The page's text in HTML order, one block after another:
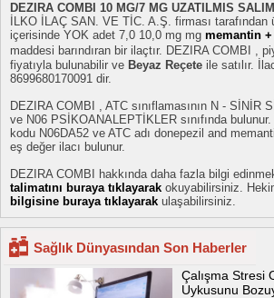
DEZIRA COMBI 10 MG/7 MG UZATILMIS
İLKO İLAÇ SAN. VE TİC. A.Ş. firması tarafından
içerisinde YOK adet 7,0 10,0 mg mg memantin +
maddesi barındıran bir ilaçtır. DEZIRA COMBI ,
fiyatıyla bulunabilir ve Beyaz Reçete ile satılır.
8699680170091 dir.
DEZIRA COMBI , ATC sınıflamasının N - SİNİR
ve N06 PSİKOANALEPTİKLER sınıfında
kodu N06DA52 ve ATC adı donepezil and
eş değer ilacı bulunur.
DEZIRA COMBI hakkında daha fazla bilgi
talimatını buraya tıklayarak okuyabilirsiniz.
bilgisine buraya tıklayarak ulaşabilirsiniz.
Sağlık Dünyasından Son Haberler
Çalışma Stresi
Uykusunu